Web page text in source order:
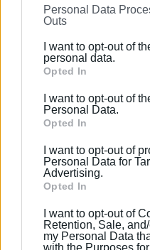
on theIAB’s List of
further disclose it to other
Please note that this
Google services and
behaviour. You may
Google and its third-
section.
Personal Data
Outs
I want to opt-out of
personal data.
Opted In
I want to opt-out of
Personal Data.
Opted In
I want to opt-out of
Personal Data for
Advertising.
Opted In
I want to opt-out of
Retention, Sale,
my Personal Data
with the Purposes
- Ειδώλια ελληνιστικών
- Χάλκινα αφιερώματα,
διακοσμητικό στοιχείο
δαιμονικό, ανατολικής
αμάλγαμα λιονταριού και
Αντιπροσωπεύει τη
σημασία, ως φρουρός
πιθανότατα λέβητες –
καζάνια- που στέκονταν
δίνονταν προσφορά
- Πήλινες αγνύθες,